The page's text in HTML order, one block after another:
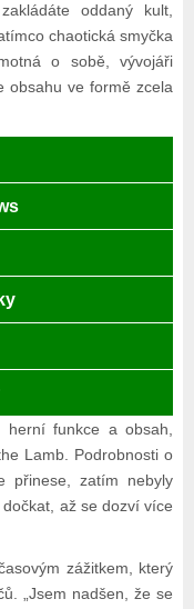
oddaný kult,
chaotická smyčka
o sobě, vývojáři
obsahu ve formě zcela
herní funkce a obsah,
Lamb. Podrobnosti o
přinese, zatím nebyly
až se dozví více
zážitkem, který
„Jsem nadšen, že se